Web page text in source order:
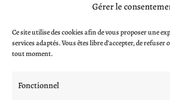
Gérer le
Ce site utilise des cookies afin de vous proposer une
services adaptés. Vous êtes libre d’accepter, de refuser
tout moment.
Fonctionnel
Informations et aides
CGV
Blog
Contactez-nous